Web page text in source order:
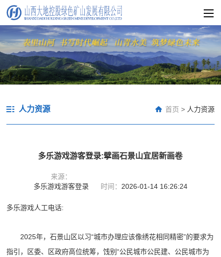
人力资源 首页 > 人力资源
多乐游戏游客登录:擘画石景山宜居新画卷
来源：
多乐游戏游客登录
时间： 2026-01-14 16:26:24
多乐游戏人工电话:
2025年，石景山区以习“城市办理应该像绣花相同精密”的要求为
指引，区委、区政府高位统筹，饯别“公民城市公民建、公民城市为